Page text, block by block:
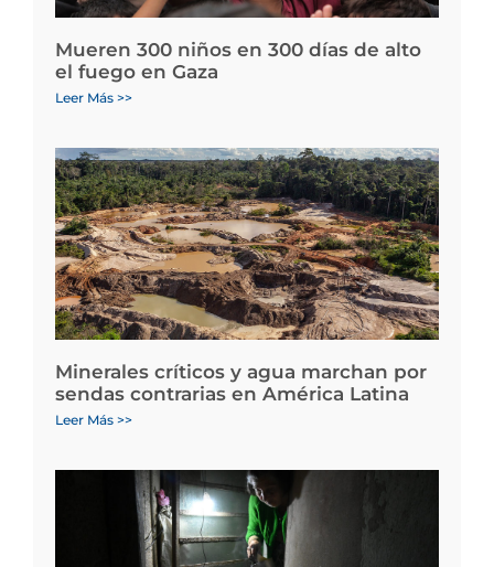
Mueren 300 niños en 300 días de alto
el fuego en Gaza
Leer Más >>
Minerales críticos y agua marchan por
sendas contrarias en América Latina
Leer Más >>